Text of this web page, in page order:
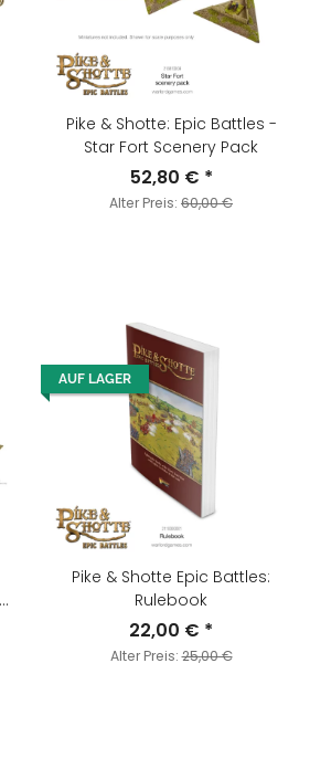
Pike & Shotte: Epic Battles -
Star Fort Scenery Pack
52,80 € *
Alter Preis: 60,00 €
AUF LAGER
Pike & Shotte Epic Battles:
Rulebook
22,00 € *
Alter Preis:25,00 €